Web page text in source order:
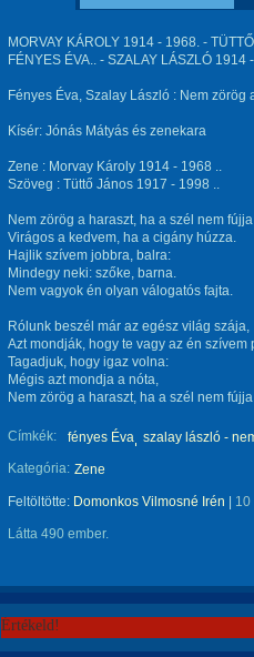
MORVAY KÁROLY 1914 - 1968. -
FÉNYES ÉVA.. - SZALAY LÁSZLÓ 1914
Fényes Éva, Szalay László : Nem zörög
Kísér: Jónás Mátyás és zenekara
Zene : Morvay Károly 1914 - 1968 ..
Szöveg : Tüttő János 1917 - 1998 ..
Nem zörög a haraszt, ha a szél nem
Virágos a kedvem, ha a cigány húzza.
Hajlik szívem jobbra, balra:
Mindegy neki: szőke, barna.
Nem vagyok én olyan válogatós fajta.
Rólunk beszél már az egész világ szája,
Azt mondják, hogy te vagy az én szívem
Tagadjuk, hogy igaz volna:
Mégis azt mondja a nóta,
Nem zörög a haraszt, ha a szél nem
Címkék: fényes Éva szalay lászló -
Kategória: Zene
Feltöltötte: Domonkos Vilmosné Irén 10
Látta 490 ember.
Értékeld!